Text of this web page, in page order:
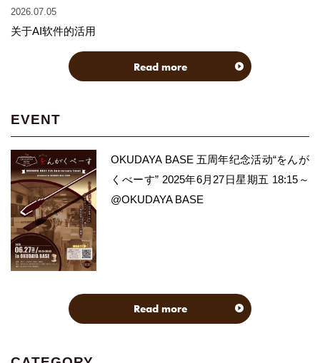
2026.07.05
关于AI软件的活用
Read more
EVENT
OKUDAYA BASE 五周年纪念活动“をんが
くべーす” 2025年6月27日星期五 18:15～
@OKUDAYA BASE
Read more